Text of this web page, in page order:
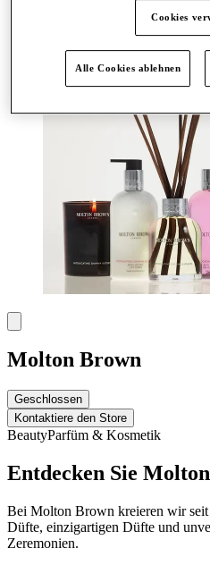
Mehr
Molton Brown
Geschlossen
Kontaktiere den Store
BeautyParfüm & Kosmetik
Entdecken Sie
Bei Molton Brown kreieren wir seit
Düfte, einzigartigen Düfte und
Zeremonien.
Cookies
Alle Cookies ablehnen